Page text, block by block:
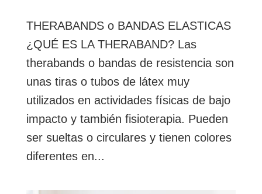
THERABANDS o BANDAS ELASTICAS
¿QUÉ ES LA THERABAND? Las
therabands o bandas de resistencia son
unas tiras o tubos de látex muy
utilizados en actividades físicas de bajo
impacto y también fisioterapia. Pueden
ser sueltas o circulares y tienen colores
diferentes en...